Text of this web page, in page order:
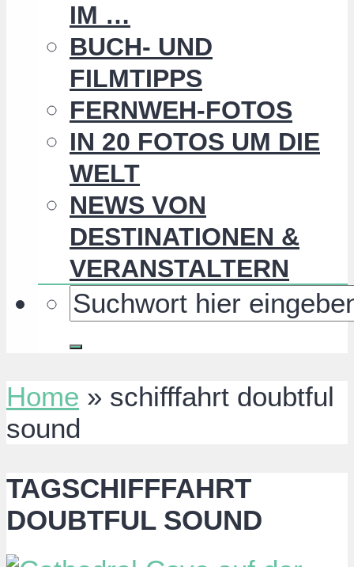
IM …
BUCH- UND
FILMTIPPS
FERNWEH-FOTOS
IN 20 FOTOS UM DIE
WELT
NEWS VON
DESTINATIONEN &
VERANSTALTERN
Home » schifffahrt doubtful
sound
TAGSCHIFFFAHRT
DOUBTFUL SOUND